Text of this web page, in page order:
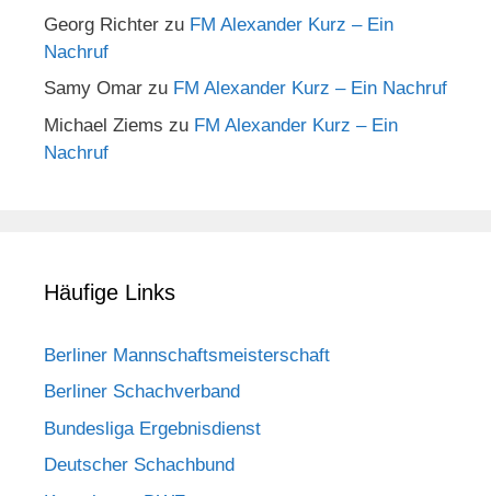
Georg Richter zu FM Alexander Kurz – Ein
Nachruf
Samy Omar zu FM Alexander Kurz – Ein Nachruf
Michael Ziems zu FM Alexander Kurz – Ein
Nachruf
Häufige Links
Berliner Mannschaftsmeisterschaft
Berliner Schachverband
Bundesliga Ergebnisdienst
Deutscher Schachbund